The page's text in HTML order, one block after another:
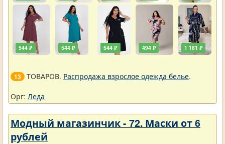
544 ₽ 544 ₽ 544 ₽ 494 ₽ 1 181 ₽
13 ТОВАРОВ. Распродажа взрослое одежда белье.
Орг: Леда
Модный магазинчик - 72. Маски от 6
рублей